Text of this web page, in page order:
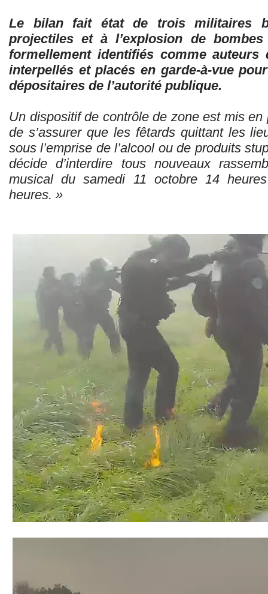
Le bilan fait état de trois militaires
projectiles et à l’explosion de
formellement identifiés comme
interpellés et placés en garde-à-vue
dépositaires de l’autorité publique.
Un dispositif de contrôle de zone est mis en
de s’assurer que les fêtards quittant les
sous l’emprise de l’alcool ou de produits
décide d’interdire tous nouveaux
musical du samedi 11 octobre 14
heures. »